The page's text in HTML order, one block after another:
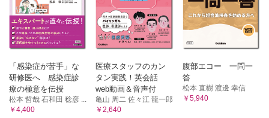
「感染症が苦手」な
研修医へ 感染症診
療の極意を伝授
松本 哲哉 石和田 稔彦 ...
￥4,400
医療スタッフのカン
タン実践！英会話
web動画＆音声付
亀山 周二 佐々江 龍一郎
￥2,640
腹部エコー 一問一
答
松本 直樹 渡邊 幸信
￥5,940